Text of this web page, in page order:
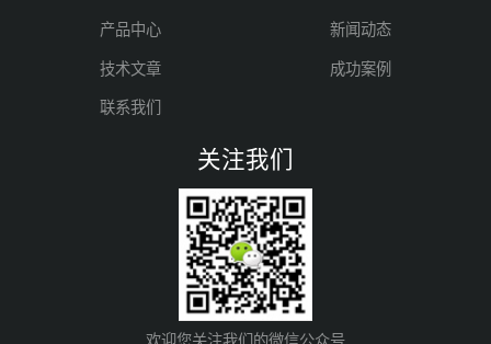
产品中心 新闻动态
技术文章 成功案例
联系我们
关注我们